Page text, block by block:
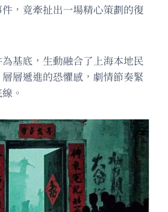
，竟牽扯出一場精心策劃的復
基底，生動融合了上海本地民
層遞進的恐懼感，劇情節奏緊
。